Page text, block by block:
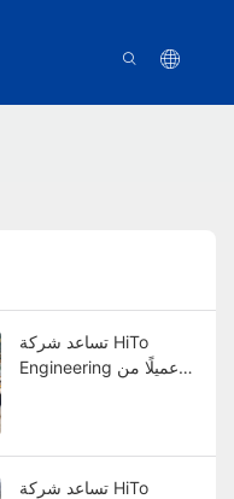
تساعد شركة HiTo
Engineering عميلًا من
تساعد شركة HiTo